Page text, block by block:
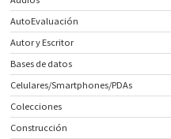
AutoEvaluación
Autor y Escritor
Bases de datos
Celulares/Smartphones/PDAs
Colecciones
Construcción